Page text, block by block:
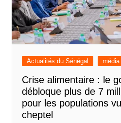
Actualités du Sénégal
Crise alimentaire : le
débloque plus de 7
pour les populations
cheptel